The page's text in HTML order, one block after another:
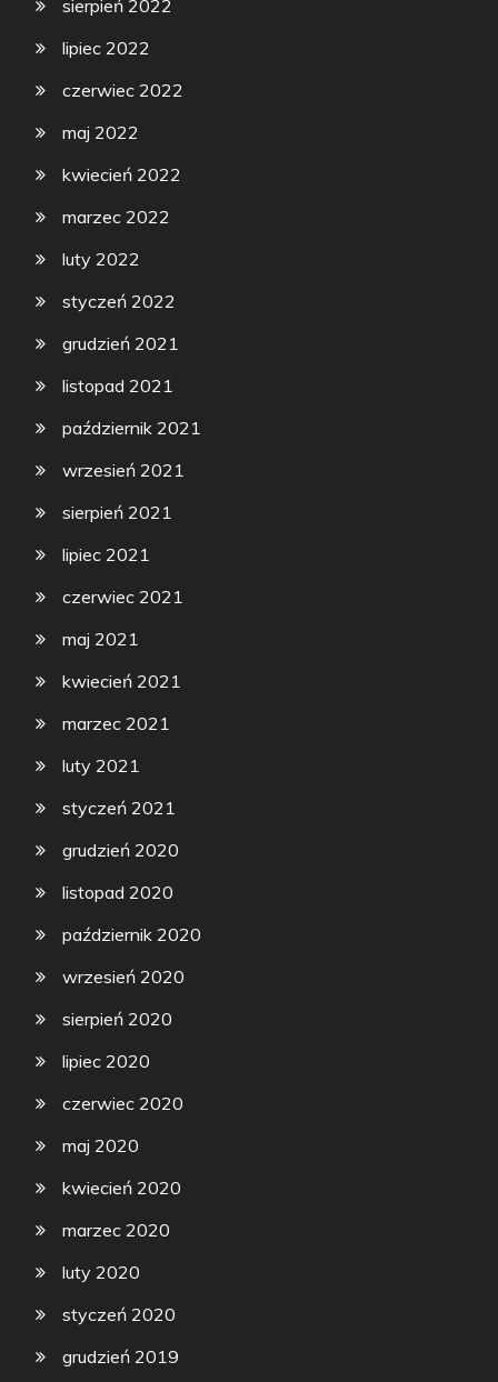
sierpień 2022
lipiec 2022
czerwiec 2022
maj 2022
kwiecień 2022
marzec 2022
luty 2022
styczeń 2022
grudzień 2021
listopad 2021
październik 2021
wrzesień 2021
sierpień 2021
lipiec 2021
czerwiec 2021
maj 2021
kwiecień 2021
marzec 2021
luty 2021
styczeń 2021
grudzień 2020
listopad 2020
październik 2020
wrzesień 2020
sierpień 2020
lipiec 2020
czerwiec 2020
maj 2020
kwiecień 2020
marzec 2020
luty 2020
styczeń 2020
grudzień 2019